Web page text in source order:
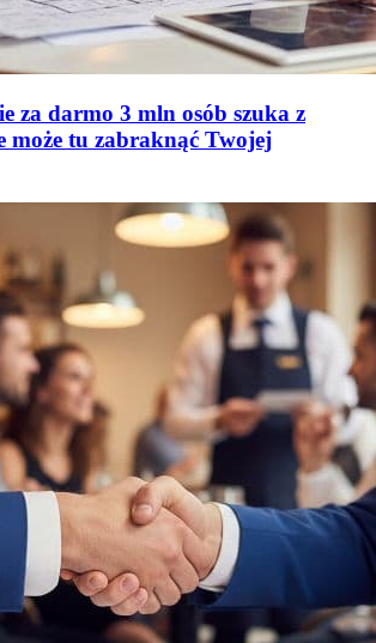
za darmo 3 mln osób szuka z
może tu zabraknąć Twojej